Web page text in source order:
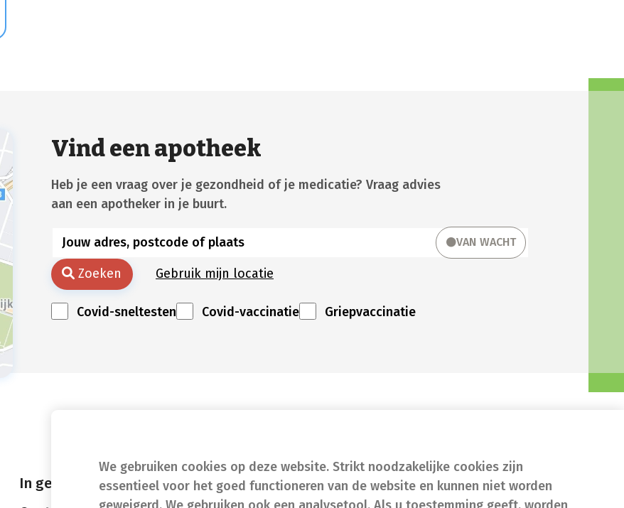
We gebruiken cookies op deze website. Strikt noodzakelijke cookies zijn
essentieel voor het goed functioneren van de website en kunnen niet worden
Vind een apotheek
Heb je een vraag over je gezondheid of je medicatie? Vraag advies
aan een apotheker in je buurt.
VAN WACHT
Zoeken Gebruik mijn locatie
Covid-sneltesten Covid-vaccinatie Griepvaccinatie
In geval van nood